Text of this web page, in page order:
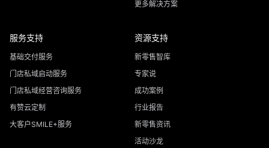
更多解决方案
服务支持
基础交付服务
门店私域启动服务
门店私域经营咨询服务
有赞云定制
大客户SMILE+服务
资源支持
新零售智库
专家说
成功案例
行业报告
新零售资讯
活动沙龙